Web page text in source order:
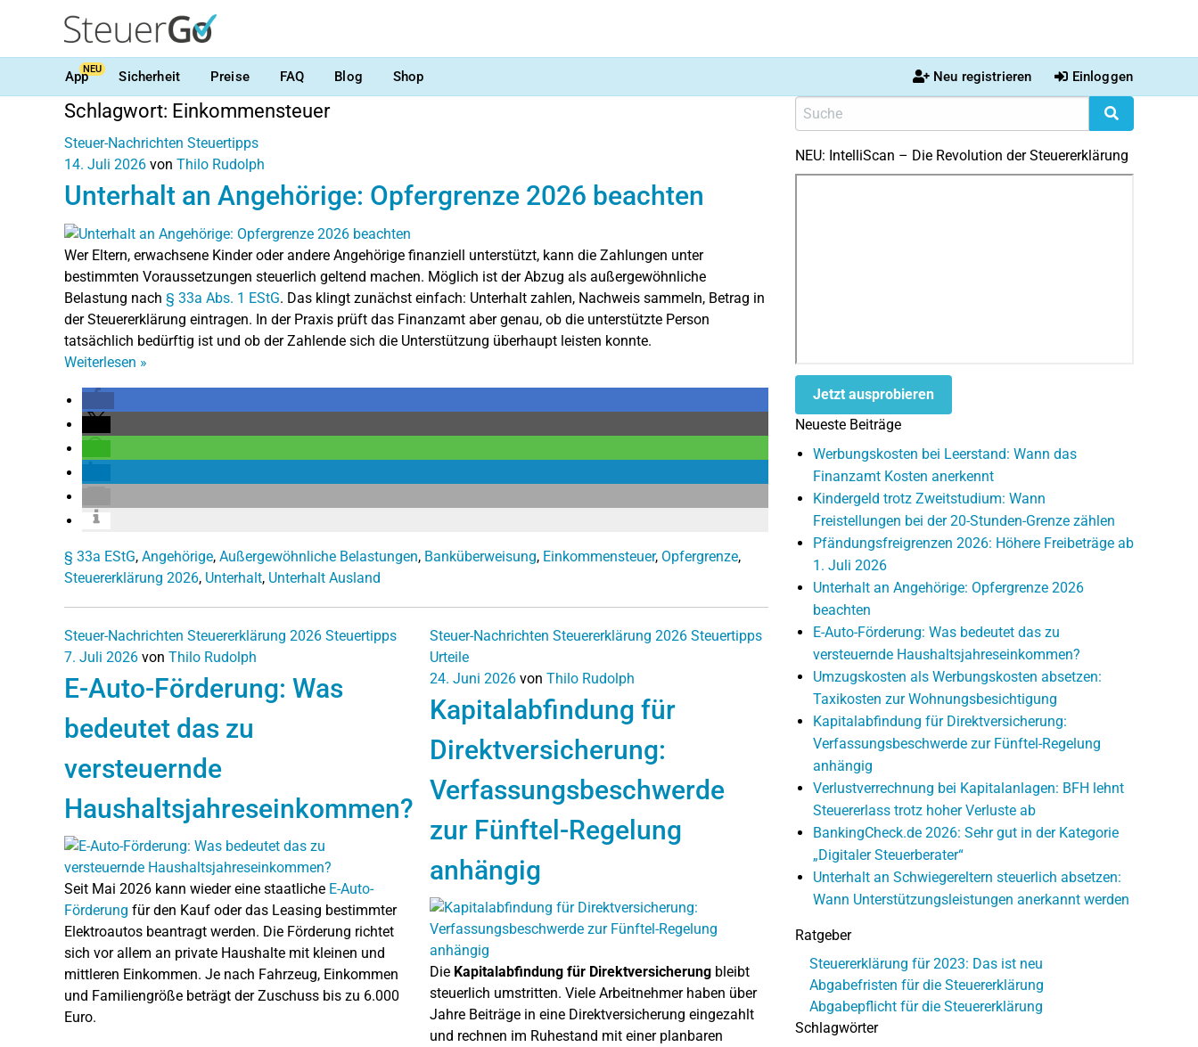
AppNEU Sicherheit Preise FAQ Blog Shop Neu registrieren Einloggen
Schlagwort: Einkommensteuer
Steuer-Nachrichten Steuertipps
14. Juli 2026 von Thilo Rudolph
Unterhalt an Angehörige: Opfergrenze 2026 beachten
Wer Eltern, erwachsene Kinder oder andere Angehörige finanziell unterstützt, kann die Zahlungen unter
bestimmten Voraussetzungen steuerlich geltend machen. Möglich ist der Abzug als außergewöhnliche
Belastung nach § 33a Abs. 1 EStG. Das klingt zunächst einfach: Unterhalt zahlen, Nachweis sammeln, Betrag in
der Steuererklärung eintragen. In der Praxis prüft das Finanzamt aber genau, ob die unterstützte Person
tatsächlich bedürftig ist und ob der Zahlende sich die Unterstützung überhaupt leisten konnte.
Weiterlesen »
§ 33a EStG, Angehörige, Außergewöhnliche Belastungen, Banküberweisung, Einkommensteuer, Opfergrenze,
Steuererklärung 2026, Unterhalt, Unterhalt Ausland
Steuer-Nachrichten Steuererklärung 2026 Steuertipps
7. Juli 2026 von Thilo Rudolph
E-Auto-Förderung: Was
bedeutet das zu
versteuernde
Haushaltsjahreseinkommen?
Seit Mai 2026 kann wieder eine staatliche E-Auto-
Förderung für den Kauf oder das Leasing bestimmter
Elektroautos beantragt werden. Die Förderung richtet
sich vor allem an private Haushalte mit kleinen und
mittleren Einkommen. Je nach Fahrzeug, Einkommen
und Familiengröße beträgt der Zuschuss bis zu 6.000
Euro.
Steuer-Nachrichten Steuererklärung 2026 Steuertipps
Urteile
24. Juni 2026 von Thilo Rudolph
Kapitalabfindung für
Direktversicherung:
Verfassungsbeschwerde
zur Fünftel-Regelung
anhängig
Die Kapitalabfindung für Direktversicherung bleibt
steuerlich umstritten. Viele Arbeitnehmer haben über
Jahre Beiträge in eine Direktversicherung eingezahlt
und rechnen im Ruhestand mit einer planbaren
NEU: IntelliScan – Die Revolution der Steuererklärung
Jetzt ausprobieren
Neueste Beiträge
Werbungskosten bei Leerstand: Wann das
Finanzamt Kosten anerkennt
Kindergeld trotz Zweitstudium: Wann
Freistellungen bei der 20-Stunden-Grenze zählen
Pfändungsfreigrenzen 2026: Höhere Freibeträge ab
1. Juli 2026
Unterhalt an Angehörige: Opfergrenze 2026
beachten
E-Auto-Förderung: Was bedeutet das zu
versteuernde Haushaltsjahreseinkommen?
Umzugskosten als Werbungskosten absetzen:
Taxikosten zur Wohnungsbesichtigung
Kapitalabfindung für Direktversicherung:
Verfassungsbeschwerde zur Fünftel-Regelung
anhängig
Verlustverrechnung bei Kapitalanlagen: BFH lehnt
Steuererlass trotz hoher Verluste ab
BankingCheck.de 2026: Sehr gut in der Kategorie
„Digitaler Steuerberater“
Unterhalt an Schwiegereltern steuerlich absetzen:
Wann Unterstützungsleistungen anerkannt werden
Ratgeber
Steuererklärung für 2023: Das ist neu
Abgabefristen für die Steuererklärung
Abgabepflicht für die Steuererklärung
Schlagwörter